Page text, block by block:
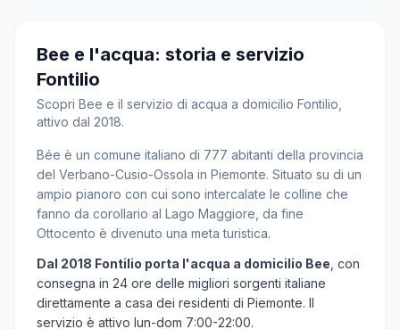
Bee e l'acqua: storia e servizio
Fontilio
Scopri Bee e il servizio di acqua a domicilio Fontilio,
attivo dal 2018.
Bée è un comune italiano di 777 abitanti della provincia
del Verbano-Cusio-Ossola in Piemonte. Situato su di un
ampio pianoro con cui sono intercalate le colline che
fanno da corollario al Lago Maggiore, da fine
Ottocento è divenuto una meta turistica.
Dal 2018 Fontilio porta l'acqua a domicilio Bee , con
consegna in 24 ore delle migliori sorgenti italiane
direttamente a casa dei residenti di Piemonte. Il
servizio è attivo lun-dom 7:00-22:00.